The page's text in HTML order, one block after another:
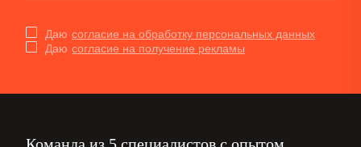
Даю согласие на обработку персональных данных
Даю согласие на получение рекламы